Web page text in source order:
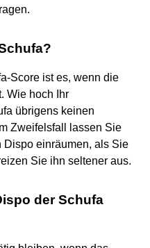
Score ist es, wenn die
Wie hoch Ihr
übrigens keinen
Zweifelsfall lassen Sie
einräumen, als Sie
Sie ihn seltener aus.
der Schufa